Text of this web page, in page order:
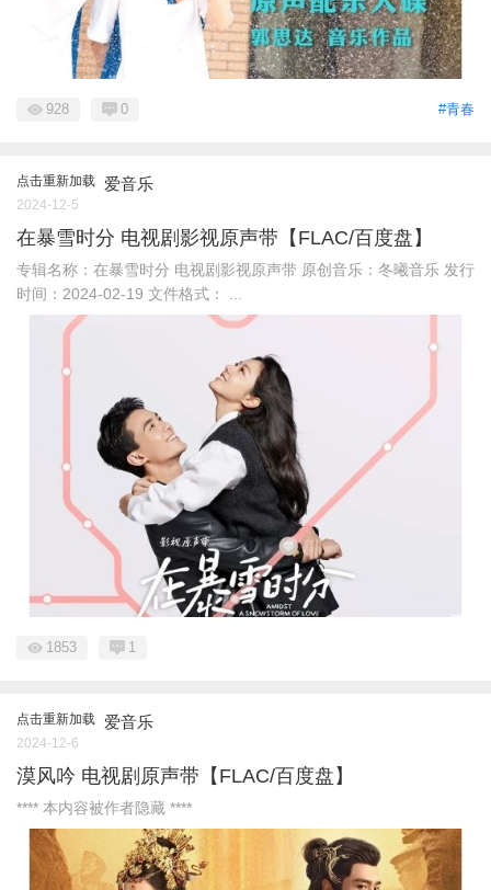
#青春
928 0
点击重新加载 爱音乐
2024-12-5
在暴雪时分 电视剧影视原声带【FLAC/百度盘】
专辑名称：在暴雪时分 电视剧影视原声带 原创音乐：冬曦音乐 发行
时间：2024-02-19 文件格式： ...
1853 1
点击重新加载 爱音乐
2024-12-6
漠风吟 电视剧原声带【FLAC/百度盘】
**** 本内容被作者隐藏 ****